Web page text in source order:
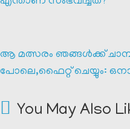
ആ മത്സരം ഞങ്ങൾക്ക്
പോലെ,ഫൈറ്റ് ചെയ്യും:
You May Also